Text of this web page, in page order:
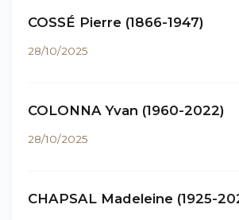
COSSÉ Pierre (1866-1947)
28/10/2025
COLONNA Yvan (1960-2022)
28/10/2025
CHAPSAL Madeleine (1925-